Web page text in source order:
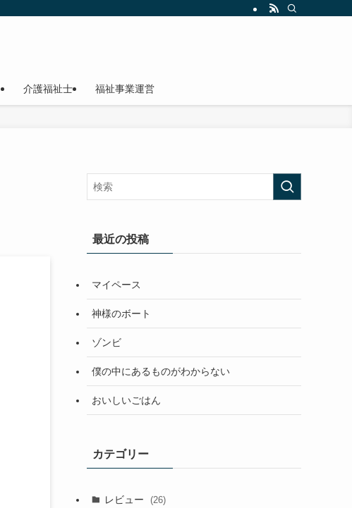
介護福祉士 福祉事業運営
最近の投稿
マイペース
神様のボート
ゾンビ
僕の中にあるものがわからない
おいしいごはん
カテゴリー
レビュー (26)